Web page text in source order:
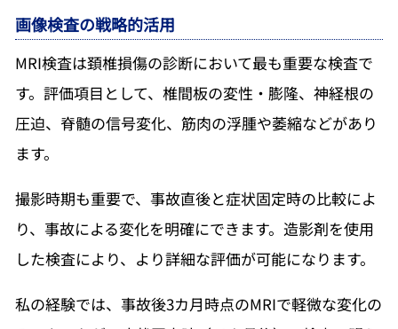
画像検査の戦略的活用
MRI検査は頚椎損傷の診断において最も重要な検査で
す。評価項目として、椎間板の変性・膨隆、神経根の
圧迫、脊髄の信号変化、筋肉の浮腫や萎縮などがあり
ます。
撮影時期も重要で、事故直後と症状固定時の比較によ
り、事故による変化を明確にできます。造影剤を使用
した検査により、より詳細な評価が可能になります。
私の経験では、事故後3カ月時点のMRIで軽微な変化の